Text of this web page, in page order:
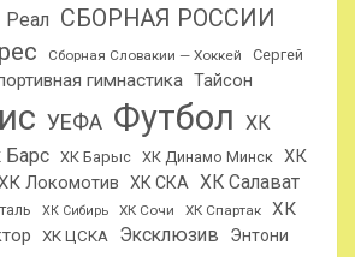
Реал СБОРНАЯ РОССИИ
Сборная Словакии — Хоккей
Сергей
гимнастика Тайсон
УЕФА Футбол ХК
ХК Барыс ХК Динамо Минск ХК
Локомотив ХК СКА ХК Салават
ХК Сибирь ХК Сочи ХК Спартак
ХК
ХК ЦСКА Эксклюзив
Энтони